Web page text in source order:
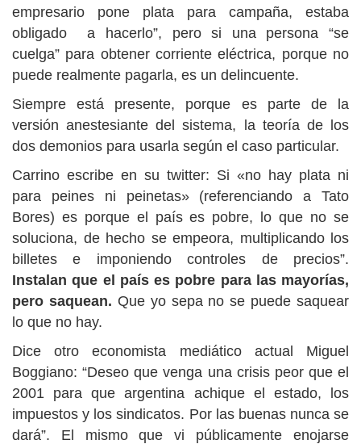
empresario pone plata para campaña, estaba
obligado a hacerlo”, pero si una persona “se
cuelga” para obtener corriente eléctrica, porque no
puede realmente pagarla, es un delincuente.
Siempre está presente, porque es parte de la
versión anestesiante del sistema, la teoría de los
dos demonios para usarla según el caso particular.
Carrino escribe en su twitter: Si «no hay plata ni
para peines ni peinetas» (referenciando a Tato
Bores) es porque el país es pobre, lo que no se
soluciona, de hecho se empeora, multiplicando los
billetes e imponiendo controles de precios”.
Instalan que el país es pobre para las mayorías,
pero saquean. Que yo sepa no se puede saquear
lo que no hay.
Dice otro economista mediático actual Miguel
Boggiano: “Deseo que venga una crisis peor que el
2001 para que argentina achique el estado, los
impuestos y los sindicatos. Por las buenas nunca se
dará”. El mismo que vi públicamente enojarse